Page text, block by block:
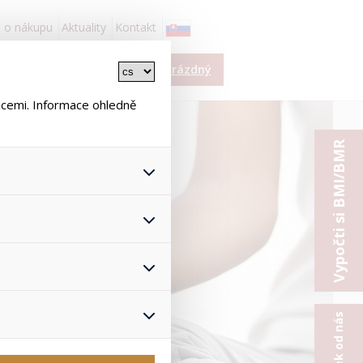
Vypočti si BMI/BMR
o nákupu Aktuality Kontakt
Košík je prázdný
Informace ohledně
s uživáním cookies. Pro
nedokážeme zjistit
se nevhodným